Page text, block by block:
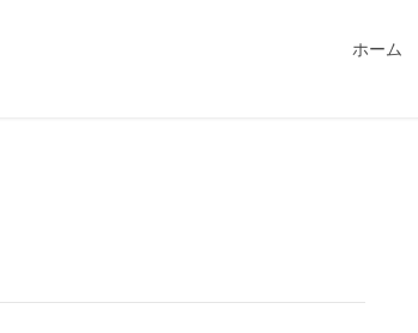
magatama.net/wp-content/themes/
ホーム